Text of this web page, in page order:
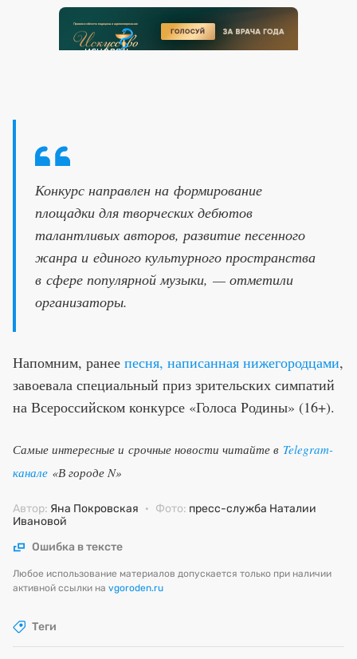
Конкурс направлен на формирование
площадки для творческих дебютов
талантливых авторов, развитие песенного
жанра и единого культурного пространства
в сфере популярной музыки, — отметили
организаторы.
Напомним, ранее песня, написанная нижегородцами,
завоевала специальный приз зрительских симпатий
на Всероссийском конкурсе «Голоса Родины» (16+).
Самые интересные и срочные новости читайте в Telegram-
канале «В городе N»
Автор: Яна Покровская · Фото: пресс-служба Наталии
Ивановой
Ошибка в тексте
Любое использование материалов допускается только при наличии
активной ссылки на vgoroden.ru
Теги